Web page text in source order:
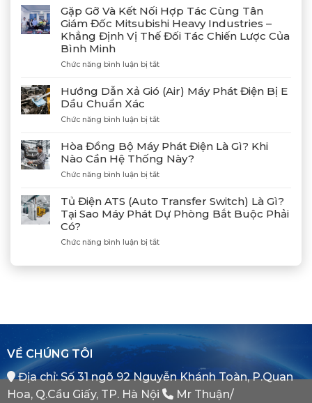
Giao
Thành
Công
4
Phát
MGS2300R
Cảng
Gặp Gỡ Và Kết Nối Hợp Tác Cùng Tân
Giám Đốc Mitsubishi Heavy Industries –
Khẳng Định Vị Thế Đối Tác Chiến Lược Của
Bình Minh
Chức năng bình luận bị tắtở
Gỡ
Và
Nối
Tác
Cùng
Tân
Giám
Mitsubishi
Heavy
Industries
Khẳng
Vị
Của
Bình
Minh
Hướng Dẫn Xả Gió (Air) Máy Phát Điện Bị E
Dầu Chuẩn Xác
Chức năng bình luận bị tắtở
Dẫn
Xả
Gió
(Air)
Phát
Điện
Bị
Dầu
Xác
Hòa Đồng Bộ Máy Phát Điện Là Gì? Khi
Nào Cần Hệ Thống Này?
Chức năng bình luận bị tắtở
Đồng
Bộ
Máy
Điện
Tủ Điện ATS (Auto Transfer Switch) Là Gì?
Tại Sao Máy Phát Dự Phòng Bắt Buộc Phải
Có?
Chức năng bình luận bị tắtở
Điện
Tại
Sao
Phát
Dự
Phòng
VỀ CHÚNG TÔI
Địa chỉ: Số 31 ngõ 92 Nguyễn Khánh Toàn, P.Quan
Hoa, Q.Cầu Giấy, TP. Hà Nội
Mr Thuận/